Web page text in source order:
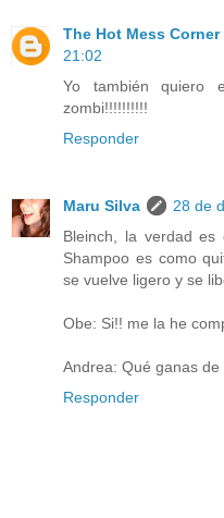
The Hot Mess Corner
21:02
Yo también quiero
zombi!!!!!!!!!!
Responder
Maru Silva
28 de
Bleinch, la verdad
Shampoo es como
se vuelve ligero y se
Obe: Si!! me la he
Andrea: Qué ganas de
Responder